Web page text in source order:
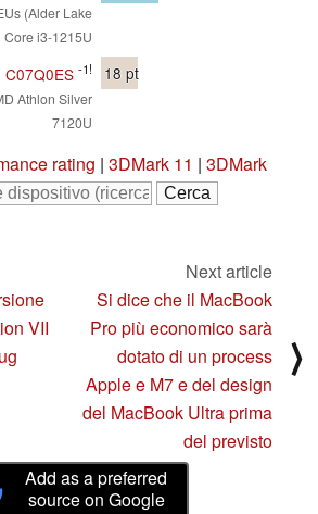
(Alder Lake
Core i3-1215U
C07Q0ES -1!
Athlon Silver
7120U
18 pt
rating | 3DMark 11 | 3DMark
VII
Next article
Si dice che il MacBook
Pro più economico sarà
dotato di un process
Apple e M7 e del design
del MacBook Ultra prima
del previsto
⟩
Add as a preferred
source on Google